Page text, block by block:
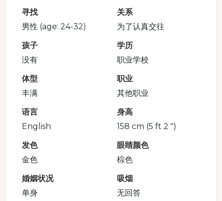
寻找
男性 (age: 24-32)
关系
为了认真交往
孩子
没有
学历
职业学校
体型
丰满
职业
其他职业
语言
English
身高
158 cm (5 ft 2 ")
发色
金色
眼睛颜色
棕色
婚姻状况
单身
吸烟
无回答